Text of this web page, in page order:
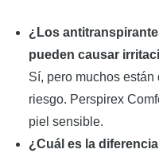
¿Los
pueden causar
Sí, pero muchos
riesgo. Perspirex
piel sensible.
¿Cuál es la